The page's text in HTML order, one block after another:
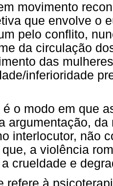
movimento
que envolve o
pelo conflito,
da circulação
das
inferioridade
é o modo em que
argumentação,
interlocutor, não
a violência
crueldade e